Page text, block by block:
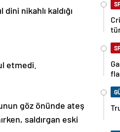
nikahlı kaldığı
etmedi.
göz önünde ateş
saldırgan eski